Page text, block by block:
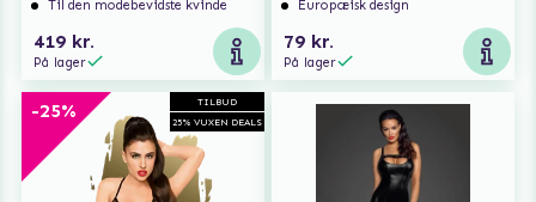
Til den modebevidste kvinde
419 kr.
På lager
Europæisk design
79 kr.
På lager
TILBUD
25% VUXEN DEALS
-25%